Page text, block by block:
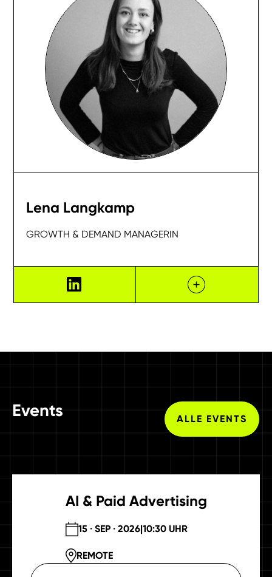
Lena Langkamp
GROWTH & DEMAND MANAGERIN
Events ALLE EVENTS
AI & Paid Advertising
15 · SEP · 2026|10:30 UHR
REMOTE